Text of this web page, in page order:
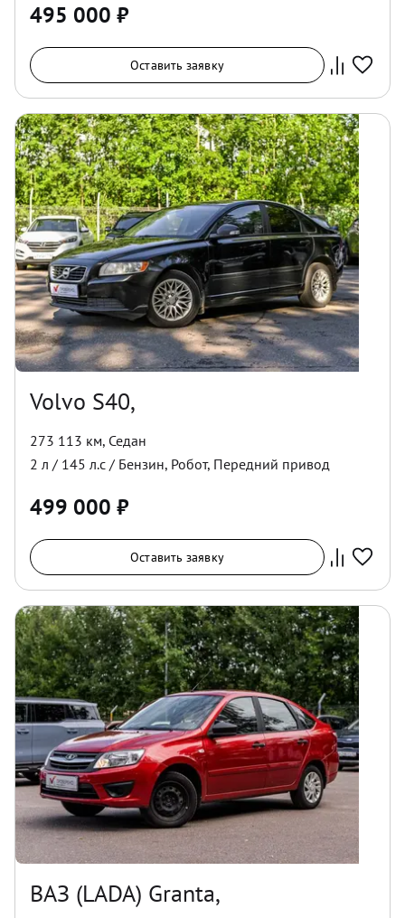
495 000 ₽
Оставить заявку
Volvo S40,
273 113 км, Седан
2 л / 145 л.с / Бензин, Робот, Передний привод
499 000 ₽
Оставить заявку
ВАЗ (LADA) Granta,